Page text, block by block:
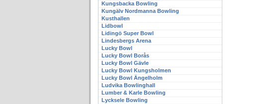
Kungsbacka Bowling
Kungälv Nordmanna Bowling
Kusthallen
Lidbowl
Lidingö Super Bowl
Lindesbergs Arena
Lucky Bowl
Lucky Bowl Borås
Lucky Bowl Gävle
Lucky Bowl Kungsholmen
Lucky Bowl Ängelholm
Ludvika Bowlinghall
Lumber & Karle Bowling
Lycksele Bowling